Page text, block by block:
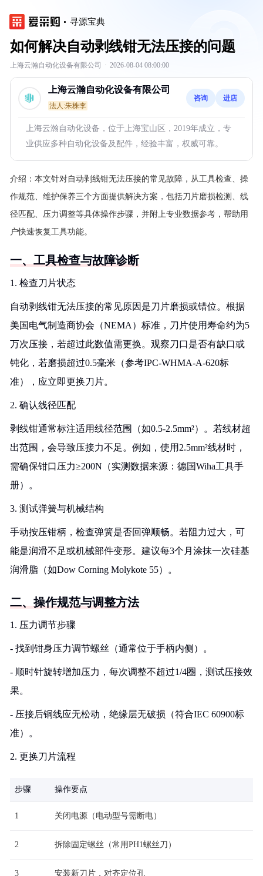
寻源宝典
如何解决自动剥线钳无法压接的问题
上海云瀚自动化设备有限公司 · 2026-08-04 08:00:00
上海云瀚自动化设备有限公司
法人:朱株李
咨询 进店
上海云瀚自动化设备，位于上海宝山区，2019年成立，专
业供应多种自动化设备及配件，经验丰富，权威可靠。
介绍： 本文针对自动剥线钳无法压接的常见故障，从工具检查、操
作规范、维护保养三个方面提供解决方案，包括刀片磨损检测、线
径匹配、压力调整等具体操作步骤，并附上专业数据参考，帮助用
户快速恢复工具功能。
一、工具检查与故障诊断
1. 检查刀片状态
自动剥线钳无法压接的常见原因是刀片磨损或错位。根据
美国电气制造商协会（NEMA）标准，刀片使用寿命约为5
万次压接，若超过此数值需更换。观察刀口是否有缺口或
钝化，若磨损超过0.5毫米（参考IPC-WHMA-A-620标
准），应立即更换刀片。
2. 确认线径匹配
剥线钳通常标注适用线径范围（如0.5-2.5mm²）。若线材超
出范围，会导致压接力不足。例如，使用2.5mm²线材时，
需确保钳口压力≥200N（实测数据来源：德国Wiha工具手
册）。
3. 测试弹簧与机械结构
手动按压钳柄，检查弹簧是否回弹顺畅。若阻力过大，可
能是润滑不足或机械部件变形。建议每3个月涂抹一次硅基
润滑脂（如Dow Corning Molykote 55）。
二、操作规范与调整方法
1. 压力调节步骤
- 找到钳身压力调节螺丝（通常位于手柄内侧）。
- 顺时针旋转增加压力，每次调整不超过1/4圈，测试压接效
果。
- 压接后铜线应无松动，绝缘层无破损（符合IEC 60900标
准）。
2. 更换刀片流程
步骤 操作要点
1 关闭电源（电动型号需断电）
2 拆除固定螺丝（常用PH1螺丝刀）
3 安装新刀片，对齐定位孔